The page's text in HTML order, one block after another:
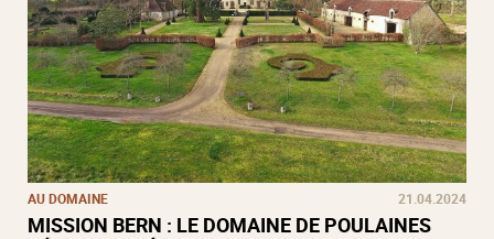
AU DOMAINE 21.04.2024
MISSION BERN : LE DOMAINE DE POULAINES